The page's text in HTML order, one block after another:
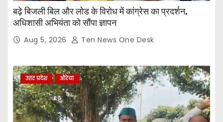
बढ़े बिजली बिल और लोड के विरोध में कांग्रेस का प्रदर्शन,
अधिशासी अभियंता को सौंपा ज्ञापन
Aug 5, 2026 Ten News One Desk
उत्तर प्रदेश औरेया